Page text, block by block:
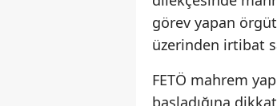
görev yapan
üzerinden irtibat
FETÖ mahrem